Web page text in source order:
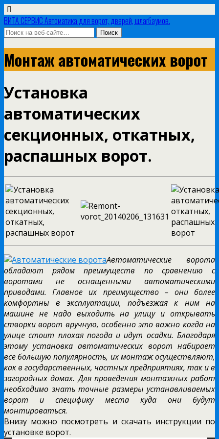
ВИТА СЕРВИС Автоматика для ворот, дверей, шлагбаумов.
Монтаж автоматических ворот
Установка
автоматических
секционных, откатных,
распашных ворот.
Автоматические ворота
обладают рядом преимуществ по сравнению с
воротами не оснащенными автоматическими
приводами. Главное их преимущество – они более
комфортны в эксплуатации, подъезжая к ним на
машине не надо выходить на улицу и открывать
створки ворот вручную, особенно это важно когда на
улице стоит плохая погода и идут осадки. Благодаря
этому установка автоматических ворот набирает
все большую популярность, их монтаж осуществляют,
как в государственных, частных предприятиях, так и в
загородных домах. Для проведения монтажных работ
необходимо знать точные размеры устанавливаемых
ворот и специфику места куда они будут
монтироваться.
Внизу можно посмотреть и скачать инструкции по
установке ворот.